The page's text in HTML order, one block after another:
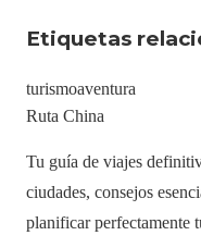
Etiquetas
turismoaventura
Ruta China
Tu guía de viajes
ciudades, consejos
planificar perfectamente